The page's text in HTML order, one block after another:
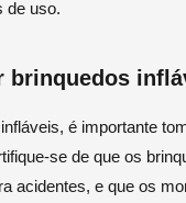
de uso.
brinquedos
é importante
se de que os
acidentes, e que os